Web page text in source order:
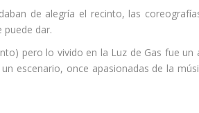
de alegría el recinto, las
puede dar.
pero lo vivido en la Luz de Gas fue un
escenario, once apasionadas de la